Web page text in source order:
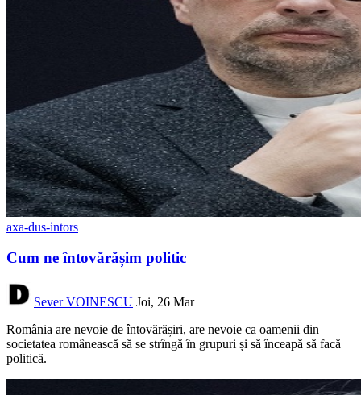
axa-dus-intors
Cum ne întovărășim politic
Sever VOINESCU Joi, 26 Mar
România are nevoie de întovărășiri, are nevoie ca oamenii din
societatea românească să se strîngă în grupuri și să înceapă să facă
politică.